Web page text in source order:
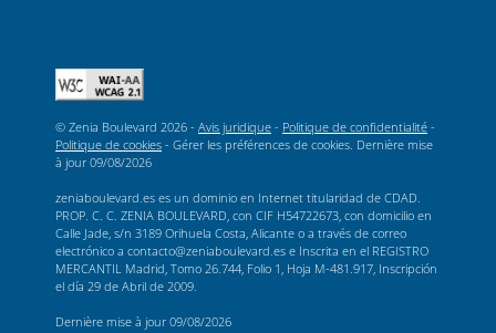
© Zenia Boulevard 2026 - Avis juridique - Politique de confidentialité -
Politique de cookies - Gérer les préférences de cookies . Dernière mise
à jour 09/08/2026
zeniaboulevard.es es un dominio en Internet titularidad de CDAD.
PROP. C. C. ZENIA BOULEVARD, con CIF H54722673, con domicilio en
Calle Jade, s/n 3189 Orihuela Costa, Alicante o a través de correo
electrónico a contacto@zeniaboulevard.es e Inscrita en el REGISTRO
MERCANTIL Madrid, Tomo 26.744, Folio 1, Hoja M-481.917, Inscripción
el día 29 de Abril de 2009.
Dernière mise à jour 09/08/2026